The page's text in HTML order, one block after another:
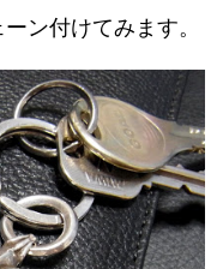
ン付けてみます。